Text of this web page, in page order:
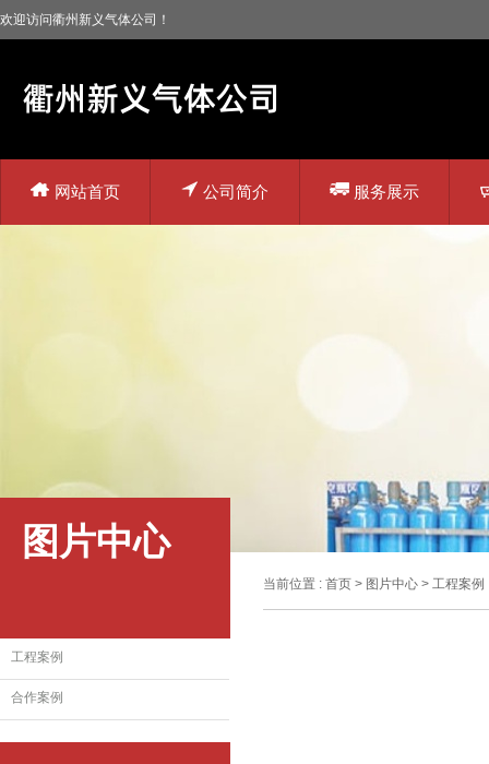
欢迎访问衢州新义气体公司！
网站首页 公司简介 服务展示
图片中心
工程案例
合作案例
当前位置 : 首页 > 图片中心 > 工程案例